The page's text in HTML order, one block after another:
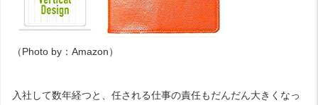
（Photo by ： Amazon）
入社して数年経つと、任される仕事の責任もだんだん大きくなっ